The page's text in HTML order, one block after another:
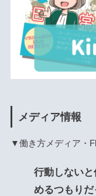
メディア情報
▼働き方メディア・
行動しない
めるつもり